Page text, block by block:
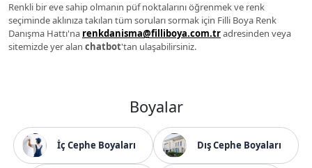
Renkli bir eve sahip olmanın püf noktalarını öğrenmek ve renk
seçiminde aklınıza takılan tüm soruları sormak için Filli Boya Renk
Danışma Hattı'na renkdanisma@filliboya.com.tradresinden veya
sitemizde yer alan chatbot'tan ulaşabilirsiniz.
Boyalar
İç Cephe Boyaları Dış Cephe Boyaları